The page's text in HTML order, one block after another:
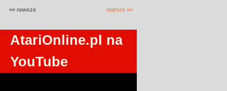
«« nowsze starsze »»
AtariOnline.pl na
YouTube